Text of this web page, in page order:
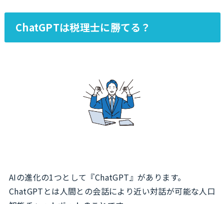
ChatGPTは税理士に勝てる？
AIの進化の1つとして『ChatGPT』があります。
ChatGPTとは人間との会話により近い対話が可能な人口